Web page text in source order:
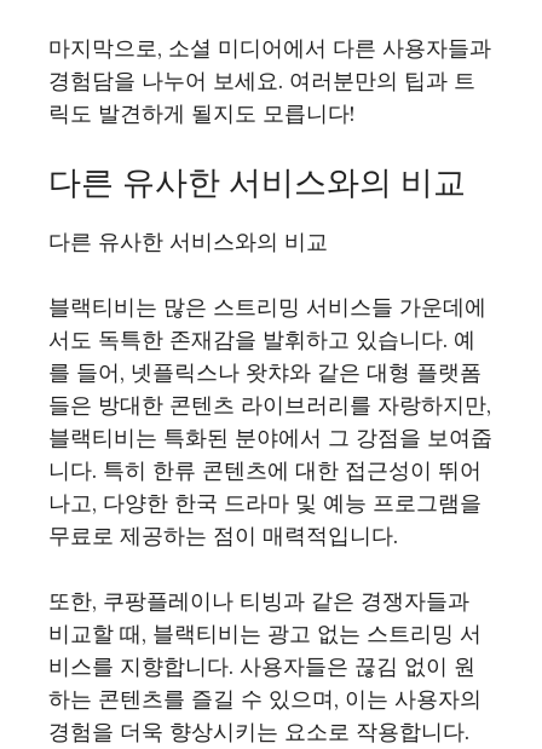
마지막으로, 소셜 미디어에서 다른 사용자들과
경험담을 나누어 보세요. 여러분만의 팁과 트
릭도 발견하게 될지도 모릅니다!
다른 유사한 서비스와의 비교
다른 유사한 서비스와의 비교
블랙티비는 많은 스트리밍 서비스들 가운데에
서도 독특한 존재감을 발휘하고 있습니다. 예
를 들어, 넷플릭스나 왓챠와 같은 대형 플랫폼
들은 방대한 콘텐츠 라이브러리를 자랑하지만,
블랙티비는 특화된 분야에서 그 강점을 보여줍
니다. 특히 한류 콘텐츠에 대한 접근성이 뛰어
나고, 다양한 한국 드라마 및 예능 프로그램을
무료로 제공하는 점이 매력적입니다.
또한, 쿠팡플레이나 티빙과 같은 경쟁자들과
비교할 때, 블랙티비는 광고 없는 스트리밍 서
비스를 지향합니다. 사용자들은 끊김 없이 원
하는 콘텐츠를 즐길 수 있으며, 이는 사용자의
경험을 더욱 향상시키는 요소로 작용합니다.